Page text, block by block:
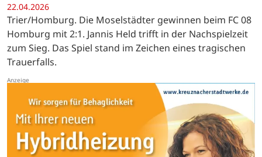
22.04.2026
Trier/Homburg. Die Moselstädter gewinnen beim FC 08
Homburg mit 2:1. Jannis Held trifft in der Nachspielzeit
zum Sieg. Das Spiel stand im Zeichen eines tragischen
Trauerfalls.